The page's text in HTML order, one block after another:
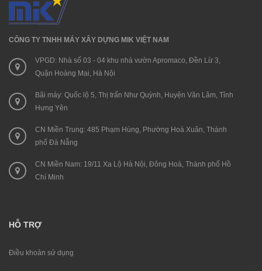
CÔNG TY TNHH MÁY XÂY DỰNG MIK VIỆT NAM
VPGD: Nhà số 03 - 04 khu nhà vườn Apromaco, Đền Lừ 3,
Quận Hoàng Mai, Hà Nội
Bãi máy: Quốc lộ 5, Thị trấn Như Quỳnh, Huyện Văn Lâm, Tỉnh
Hưng Yên
CN Miền Trung: 485 Phạm Hùng, Phường Hoà Xuân, Thành
phố Đà Nẵng
CN Miền Nam: 19/11 Xa Lộ Hà Nội, Đông Hoà, Thành phố Hồ
Chí Minh
HỖ TRỢ
Điều khoản sử dụng